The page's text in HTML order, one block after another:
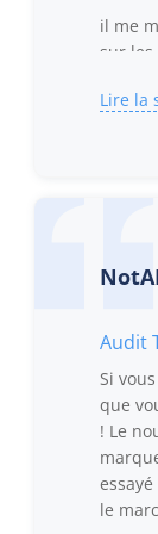
il me
sur les
thème
Lire la
Audit
Si
que
! Le
le